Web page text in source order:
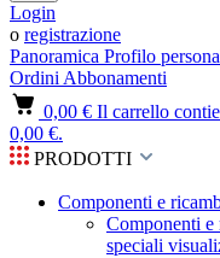
Login
o registrazione
Panoramica Profilo
Ordini Abbonamenti
0,00 € Il carrello
0,00 €.
PRODOTTI
Componenti e
Componenti
speciali